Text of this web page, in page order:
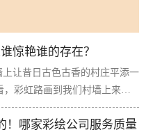
惊艳谁的存在？
让昔日古色古香的村庄平添一
，彩虹路画到我们村墙上来
氏宗...
！哪家彩绘公司服务质量